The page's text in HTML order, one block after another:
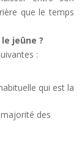
que le temps
jeûne ?
:
qui est la
des